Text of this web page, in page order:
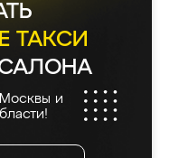
ТАКСИ
и